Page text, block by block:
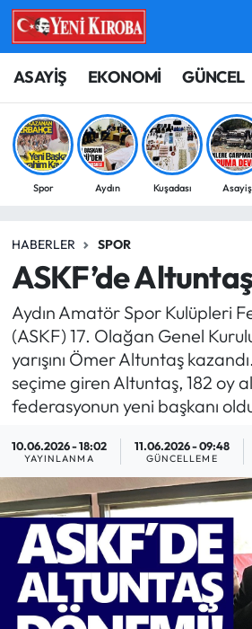
ASAYİŞ EKONOMİ GÜNCEL
Spor Aydın Kuşadası Asayiş
HABERLER SPOR
ASKF’de
Aydın Amatör Spor Kulüpleri
(ASKF) 17. Olağan Genel
yarışını Ömer Altuntaş
seçime giren Altuntaş, 182 oy
federasyonun yeni başkanı
10.06.2026 - 18:02
YAYINLANMA
11.06.2026 - 09:48
GÜNCELLEME
ASAYİŞ
BİLİM-TEKNOLOJİ
ÇEVRE
EĞİTİM
GÜNCEL
GÜNDEM
MAGAZİN
SAĞLIK
SİYASET
SPOR
TARIM
Aydın Nöbetçi Eczaneler
Aydın Hava Durumu
Aydin Namaz Vakitleri
Süper Lig Puan Durumu ve
Son Dakika Haberleri
Haber Arşivi